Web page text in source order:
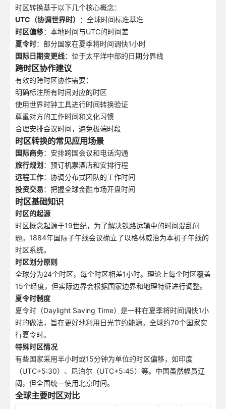
时区转换基于以下几个核心概念：
UTC（协调世界时）
：全球时间标准基准
时区偏移：本地时间与UTC的时间差
夏令时：部分国家在夏季将时间调快1小时
国际日期变更线：位于太平洋中部的日期分界线
跨时区协作建议
有效的跨时区协作需要：
明确标注所有时间对应的时区
使用世界时钟工具进行时间转换验证
尊重对方的工作时间和文化习惯
合理安排会议时间，避免极端时段
时区转换的常见应用场景
国际商务：安排跨国会议和电话沟通
旅行规划 ：预订机票酒店和安排行程
远程工作：协调分布式团队的工作时间
投资交易：把握全球金融市场开盘时间
时区基础知识
时区的起源
时区概念起源于19世纪，为了解决铁路运输中的时间混乱问
题。1884年国际子午线会议确立了以格林威治为本初子午线的
时区系统。
时区划分原则
全球分为24个时区，每个时区相差1小时。理论上每个时区覆盖
15个经度，但实际边界会根据国家边界和地理特征进行调整。
夏令时制度
夏令时（Daylight Saving Time）是一种在夏季将时间调快1小
时的做法，旨在更好地利用日光节约能源。全球约70个国家实
行夏令时。
特殊时区情况
有些国家采用半小时或15分钟为单位的时区偏移，如印度
（UTC+5:30）、尼泊尔（UTC+5:45）等。中国虽然幅员辽
阔，但全国统一使用北京时间。
全球主要时区对比